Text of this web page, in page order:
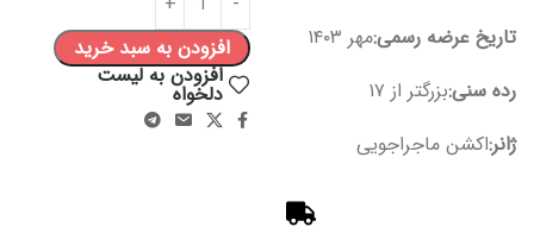
تاریخ عرضه رسمی:مهر ۱۴۰۳
رده سنی:بزرگتر از ۱۷
ژانر:اکشن ماجراجویی
افزودن به سبد خرید
افزودن به لیست
دلخواه